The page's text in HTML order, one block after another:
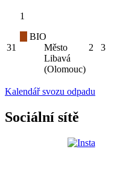
31
1
BIO
Město
Libavá
(Olomouc)
2 3
Kalendář svozu odpadu
Sociální sítě